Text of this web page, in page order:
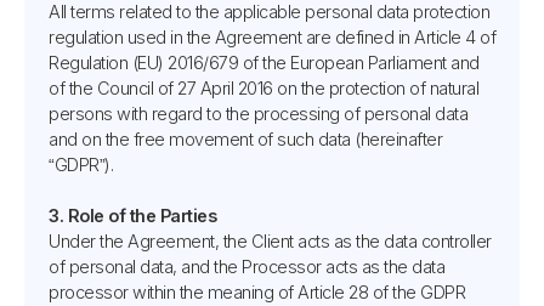
All terms related to the applicable personal data protection
regulation used in the Agreement are defined in Article 4 of
Regulation (EU) 2016/679 of the European Parliament and
of the Council of 27 April 2016 on the protection of natural
persons with regard to the processing of personal data
and on the free movement of such data (hereinafter
“GDPR”).
3. Role of the Parties
Under the Agreement, the Client acts as the data controller
of personal data, and the Processor acts as the data
processor within the meaning of Article 28 of the GDPR